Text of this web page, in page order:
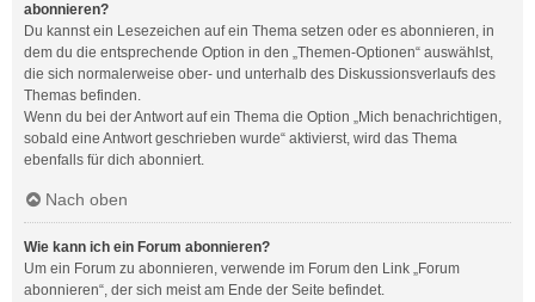
abonnieren?
Du kannst ein Lesezeichen auf ein Thema setzen oder es abonnieren, in
dem du die entsprechende Option in den „Themen-Optionen“ auswählst,
die sich normalerweise ober- und unterhalb des Diskussionsverlaufs des
Themas befinden.
Wenn du bei der Antwort auf ein Thema die Option „Mich benachrichtigen,
sobald eine Antwort geschrieben wurde“ aktivierst, wird das Thema
ebenfalls für dich abonniert.
Nach oben
Wie kann ich ein Forum abonnieren?
Um ein Forum zu abonnieren, verwende im Forum den Link „Forum
abonnieren“, der sich meist am Ende der Seite befindet.